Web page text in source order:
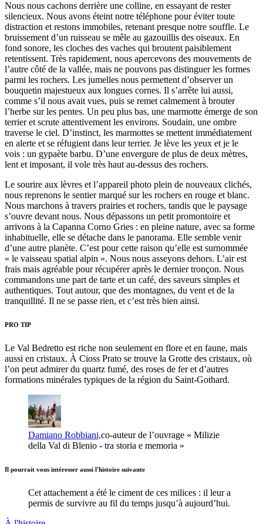
Nous nous cachons derrière une colline, en essayant de rester
silencieux. Nous avons éteint notre téléphone pour éviter toute
distraction et restons immobiles, retenant presque notre souffle. Le
bruissement d’un ruisseau se mêle au gazouillis des oiseaux. En
fond sonore, les cloches des vaches qui broutent paisiblement
retentissent. Très rapidement, nous apercevons des mouvements de
l’autre côté de la vallée, mais ne pouvons pas distinguer les formes
parmi les rochers. Les jumelles nous permettent d’observer un
bouquetin majestueux aux longues cornes. Il s’arrête lui aussi,
comme s’il nous avait vues, puis se remet calmement à brouter
l’herbe sur les pentes. Un peu plus bas, une marmotte émerge de son
terrier et scrute attentivement les environs. Soudain, une ombre
traverse le ciel. D’instinct, les marmottes se mettent immédiatement
en alerte et se réfugient dans leur terrier. Je lève les yeux et je le
vois : un gypaète barbu. D’une envergure de plus de deux mètres,
lent et imposant, il vole très haut au-dessus des rochers.
Le sourire aux lèvres et l’appareil photo plein de nouveaux clichés,
nous reprenons le sentier marqué sur les rochers en rouge et blanc.
Nous marchons à travers prairies et rochers, tandis que le paysage
s’ouvre devant nous. Nous dépassons un petit promontoire et
arrivons à la Capanna Corno Gries : en pleine nature, avec sa forme
inhabituelle, elle se détache dans le panorama. Elle semble venir
d’une autre planète. C’est pour cette raison qu’elle est surnommée
« le vaisseau spatial alpin ». Nous nous asseyons dehors. L’air est
frais mais agréable pour récupérer après le dernier tronçon. Nous
commandons une part de tarte et un café, des saveurs simples et
authentiques. Tout autour, que des montagnes, du vent et de la
tranquillité. Il ne se passe rien, et c’est très bien ainsi.
PRO TIP
Le Val Bedretto est riche non seulement en flore et en faune, mais
aussi en cristaux. À Cioss Prato se trouve la Grotte des cristaux, où
l’on peut admirer du quartz fumé, des roses de fer et d’autres
formations minérales typiques de la région du Saint-Gothard.
Damiano Robbiani,co-auteur de l’ouvrage « Milizie
della Val di Blenio - tra storia e memoria »
Il pourrait vous intéresser aussi l'histoire suivante
Cet attachement a été le ciment de ces milices : il leur a
permis de survivre au fil du temps jusqu’à aujourd’hui.